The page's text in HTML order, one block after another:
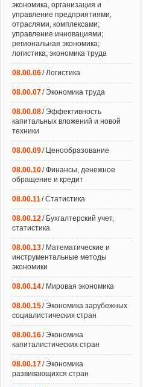
экономика, организация и
управление предприятиями,
отраслями, комплексами;
управление инновациями;
региональная экономика;
логистика; экономика труда
08.00.06/ Логистика
08.00.07/ Экономика труда
08.00.08/ Эффективность
капитальных вложений и новой
техники
08.00.09/ Ценообразование
08.00.10/ Финансы, денежное
обращение и кредит
08.00.11/ Статистика
08.00.12/ Бухгалтерский учет,
статистика
08.00.13/ Математические и
инструментальные методы
экономики
08.00.14/ Мировая экономика
08.00.15/ Экономика зарубежных
социалистических стран
08.00.16/ Экономика
капиталистических стран
08.00.17/ Экономика
развивающихся стран